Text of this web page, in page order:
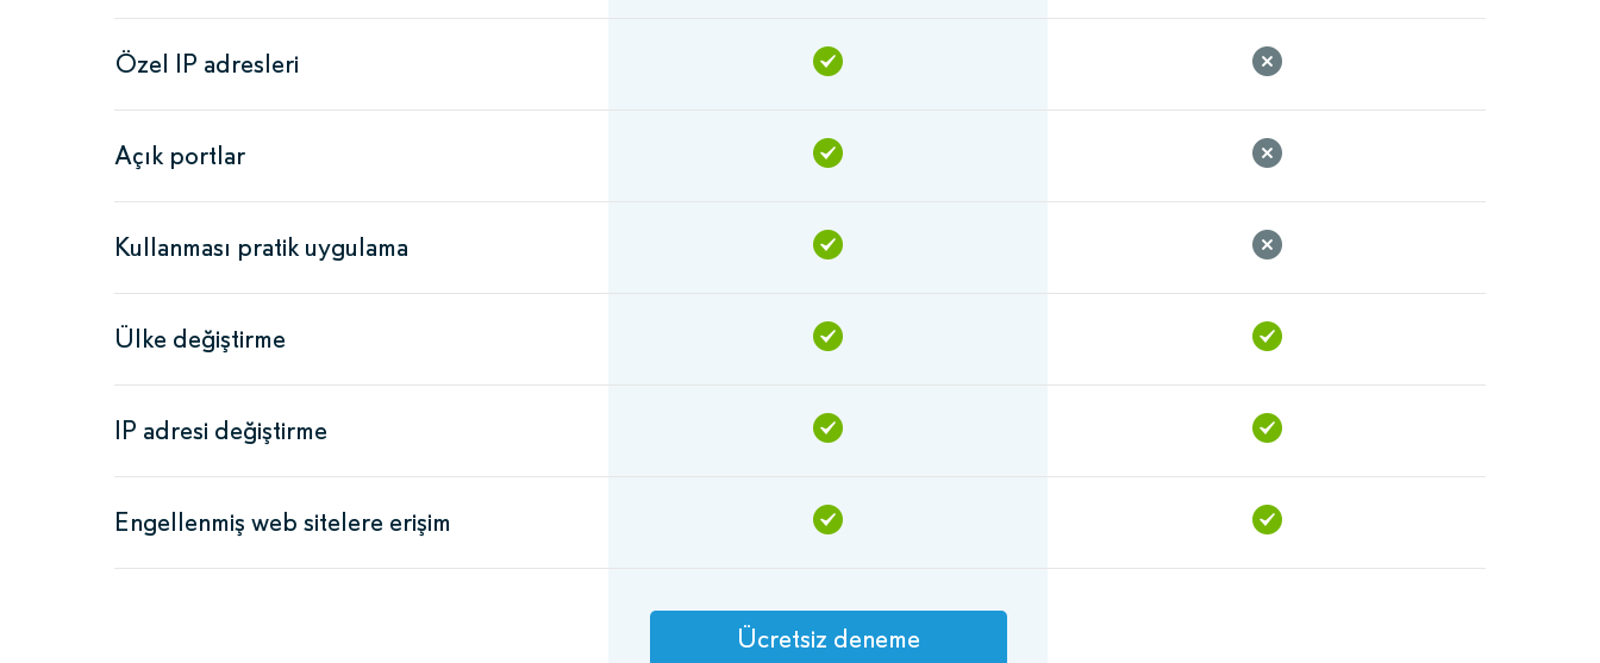
Özel IP adresleri
Açık portlar
Kullanması pratik uygulama
Ülke değiştirme
IP adresi değiştirme
Engellenmiş web sitelere erişim
Ücretsiz deneme